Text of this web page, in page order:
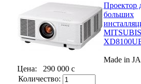
Проектор
больших
Made in
Цена: 290 000 c
Количество: